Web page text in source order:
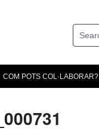
COM POTS COL·LABORAR?